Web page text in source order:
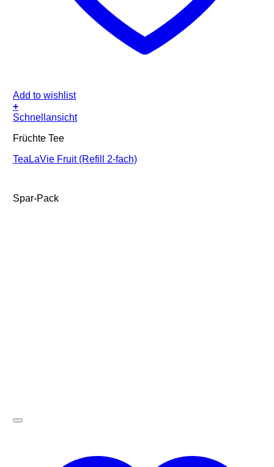
Add to wishlist
+
Schnellansicht
Früchte Tee
TeaLaVie Fruit (Refill 2-fach)
Spar-Pack